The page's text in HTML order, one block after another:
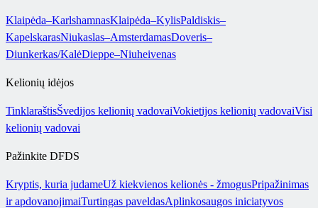
Klaipėda–KarlshamnasKlaipėda–KylisPaldiskis–
KapelskarasNiukaslas–AmsterdamasDoveris–
Diunkerkas/KalėDieppe–Niuheivenas
Kelionių idėjos
TinklaraštisŠvedijos kelionių vadovaiVokietijos kelionių vadovaiVisi
kelionių vadovai
Pažinkite DFDS
Kryptis, kuria judameUž kiekvienos kelionės - žmogusPripažinimas
ir apdovanojimaiTurtingas paveldasAplinkosaugos iniciatyvos